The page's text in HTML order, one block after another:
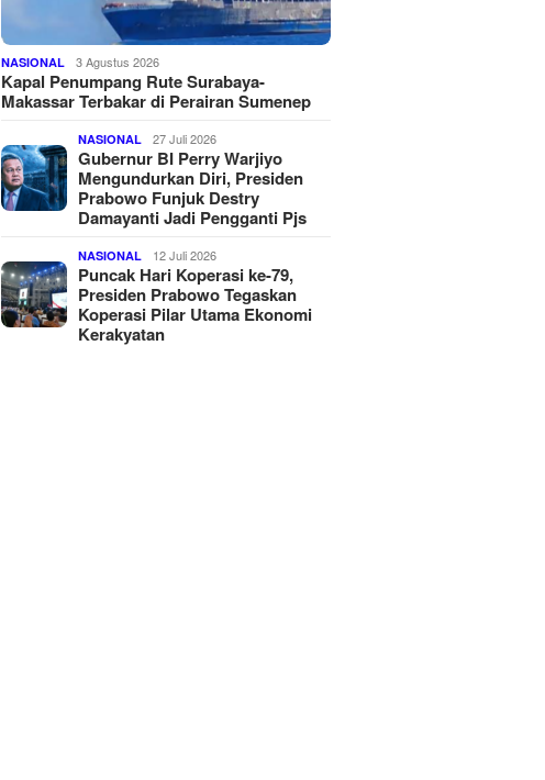
NASIONAL 3 Agustus 2026
Kapal Penumpang Rute Surabaya-
Makassar Terbakar di Perairan Sumenep
NASIONAL 27 Juli 2026
Gubernur BI Perry Warjiyo
Mengundurkan Diri, Presiden
Prabowo Funjuk Destry
Damayanti Jadi Pengganti Pjs
NASIONAL 12 Juli 2026
Puncak Hari Koperasi ke-79,
Presiden Prabowo Tegaskan
Koperasi Pilar Utama Ekonomi
Kerakyatan